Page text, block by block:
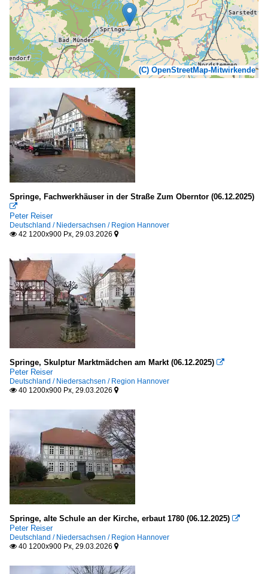
(C) OpenStreetMap-Mitwirkende
Springe, Fachwerkhäuser in der Straße Zum Oberntor (06.12.2025)

Peter Reiser
Deutschland / Niedersachsen / Region Hannover
 42 1200x900 Px, 29.03.2026 
Springe, Skulptur Marktmädchen am Markt (06.12.2025) 
Peter Reiser
Deutschland / Niedersachsen / Region Hannover
 40 1200x900 Px, 29.03.2026 
Springe, alte Schule an der Kirche, erbaut 1780 (06.12.2025) 
Peter Reiser
Deutschland / Niedersachsen / Region Hannover
 40 1200x900 Px, 29.03.2026 